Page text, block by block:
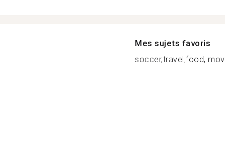
Mes sujets favoris
soccer,travel,food,